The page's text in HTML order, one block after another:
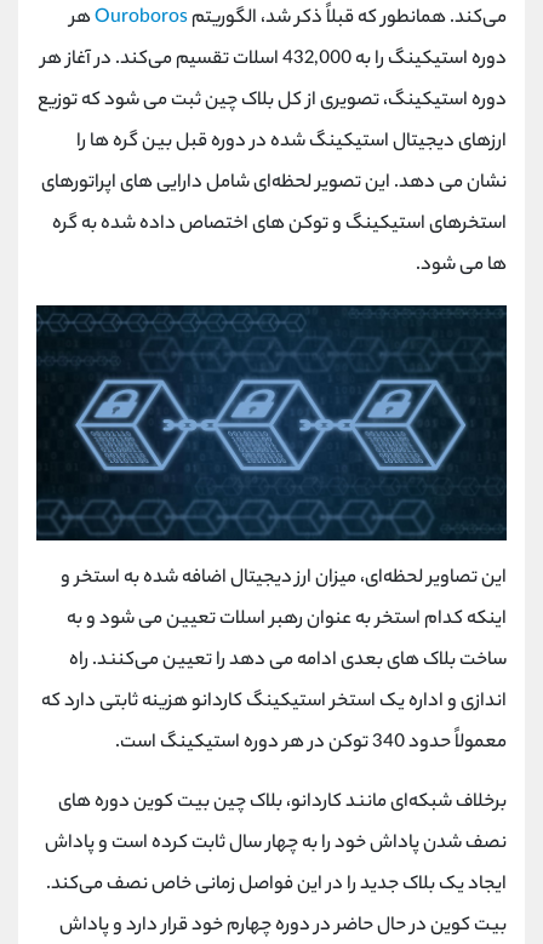
می‌کند. همانطور که قبلاً ذکر شد، الگوریتمOuroborosهر
دوره استیکینگ را به 432,000 اسلات تقسیم می‌کند. در آغاز هر
دوره استیکینگ، تصویری از کل بلاک چین ثبت می‌ شود که توزیع
ارزهای دیجیتال استیکینگ شده در دوره قبل بین گره‌ ها را
نشان می‌ دهد. این تصویر لحظه‌ای شامل دارایی ‌های اپراتورهای
استخرهای استیکینگ و توکن ‌های اختصاص داده شده به گره
‌ها می‌ شود.
این تصاویر لحظه‌ای، میزان ارز دیجیتال اضافه شده به استخر و
اینکه کدام استخر به عنوان رهبر اسلات تعیین می ‌شود و به
ساخت بلاک ‌های بعدی ادامه می‌ دهد را تعیین می‌کنند. راه‌
اندازی و اداره یک استخر استیکینگ کاردانو هزینه ثابتی دارد که
معمولاً حدود 340 توکن در هر دوره استیکینگ است.
برخلاف شبکه‌ای مانند کاردانو، بلاک چین بیت کوین دوره ‌های
نصف شدن پاداش خود را به چهار سال ثابت کرده است و پاداش
ایجاد یک بلاک جدید را در این فواصل زمانی خاص نصف می‌کند.
بیت کوین در حال حاضر در دوره چهارم خود قرار دارد و پاداش